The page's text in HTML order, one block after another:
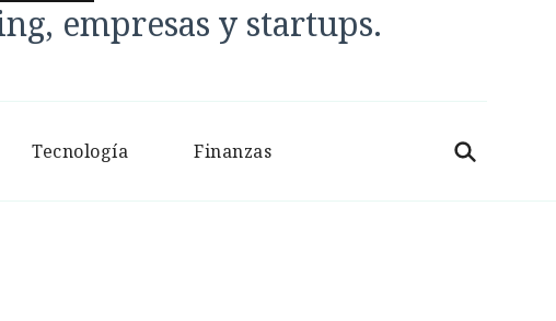
empresas y startups.
Tecnología Finanzas